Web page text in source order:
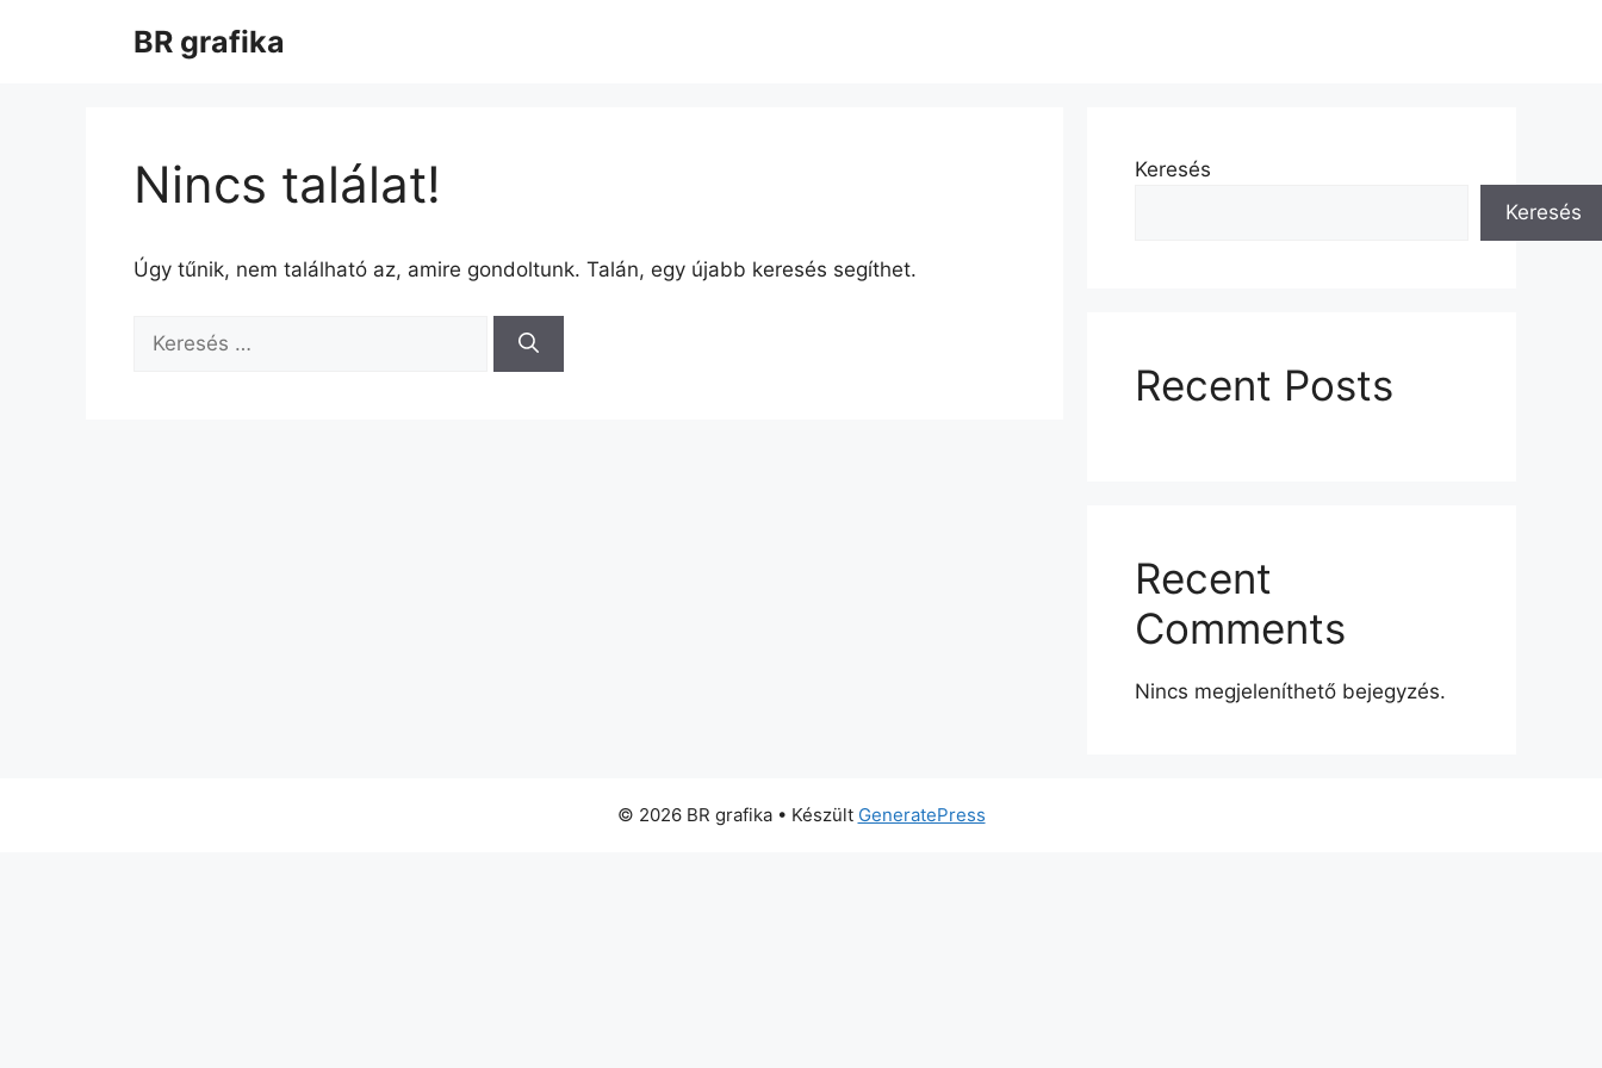
BR grafika
Nincs találat!
Úgy tűnik, nem található az, amire gondoltunk. Talán, egy újabb keresés segíthet.
Keresés:
Keresés
Keresés
Recent Posts
Recent
Comments
Nincs megjeleníthető bejegyzés.
© 2026 BR grafika• Készült GeneratePress